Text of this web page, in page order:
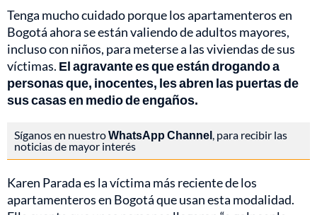
Tenga mucho cuidado porque los apartamenteros en
Bogotá ahora se están valiendo de adultos mayores,
incluso con niños, para meterse a las viviendas de sus
víctimas. El agravante es que están drogando a
personas que, inocentes, les abren las puertas de
sus casas en medio de engaños.
Síganos en nuestroWhatsApp Channel , para recibir las
noticias de mayor interés
Karen Parada es la víctima más reciente de los
apartamenteros en Bogotá que usan esta modalidad.